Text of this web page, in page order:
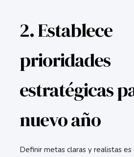
2. Establece
prioridades
estratégicas
nuevo año
Definir metas claras y realistas es